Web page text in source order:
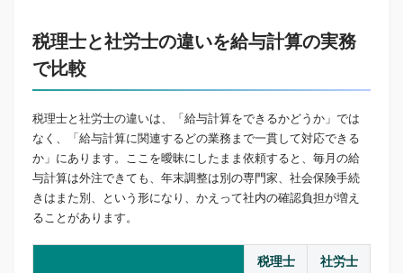
税理士と社労士の違いを給与計算の実務
で比較
税理士と社労士の違いは、「給与計算をできるかどうか」では
なく、「給与計算に関連するどの業務まで一貫して対応できる
か」にあります。ここを曖昧にしたまま依頼すると、毎月の給
与計算は外注できても、年末調整は別の専門家、社会保険手続
きはまた別、という形になり、かえって社内の確認負担が増え
ることがあります。
税理士 社労士